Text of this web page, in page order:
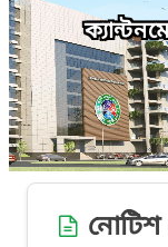
নোটিশ